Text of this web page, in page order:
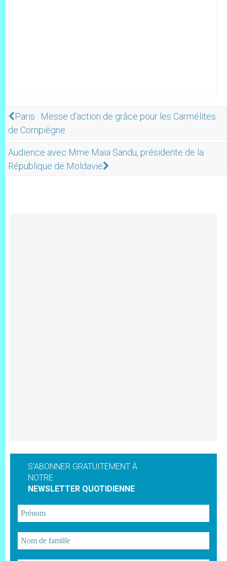
Paris : Messe d'action de grâce pour les Carmélites
de Compiègne
Audience avec Mme Maia Sandu, présidente de la
République de Moldavie
S'ABONNER GRATUITEMENT À
NOTRE
NEWSLETTER QUOTIDIENNE